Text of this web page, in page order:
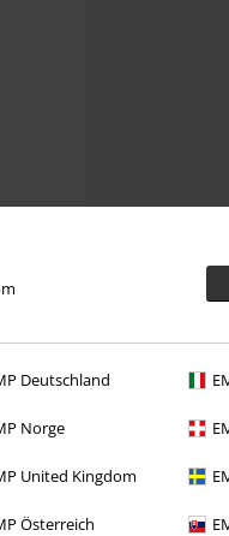
Deutschland
Norge
United Kingdom
Österreich